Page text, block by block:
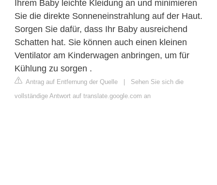
Ihrem Baby leichte Kleidung an und minimieren
Sie die direkte Sonneneinstrahlung auf der Haut.
Sorgen Sie dafür, dass Ihr Baby ausreichend
Schatten hat. Sie können auch einen kleinen
Ventilator am Kinderwagen anbringen, um für
Kühlung zu sorgen .
Antrag auf Entfernung der Quelle | Sehen Sie sich die
vollständige Antwort auf translate.google.com an